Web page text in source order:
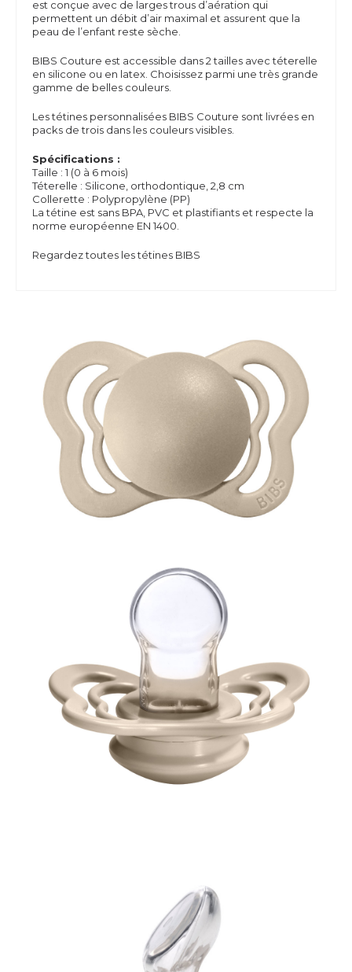
est conçue avec de larges trous d’aération qui
permettent un débit d’air maximal et assurent que la
peau de l’enfant reste sèche.
BIBS Couture est accessible dans 2 tailles avec téterelle
en silicone ou en latex. Choisissez parmi une très grande
gamme de belles couleurs.
Les tétines personnalisées BIBS Couture sont livrées en
packs de trois dans les couleurs visibles.
Spécifications :
Taille : 1 (0 à 6 mois)
Téterelle : Silicone, orthodontique, 2,8 cm
Collerette : Polypropylène (PP)
La tétine est sans BPA, PVC et plastifiants et respecte la
norme européenne EN 1400.
Regardez toutes les tétines BIBS